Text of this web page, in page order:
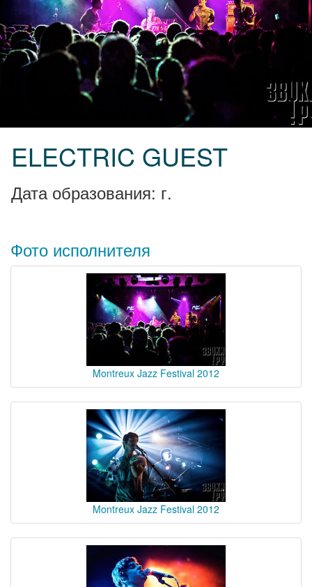
ELECTRIC GUEST
Дата образования: г.
Фото исполнителя
Montreux Jazz Festival 2012
Montreux Jazz Festival 2012